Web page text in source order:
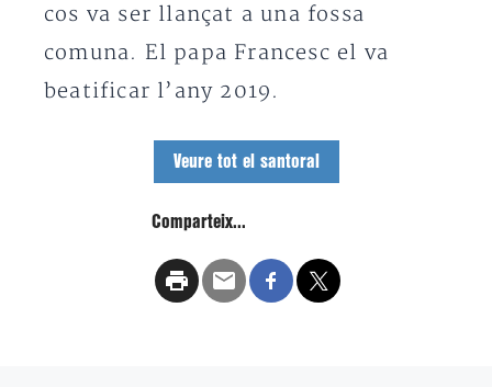
cos va ser llançat a una fossa
comuna. El papa Francesc el va
beatificar l’any 2019.
Veure tot el santoral
Comparteix...